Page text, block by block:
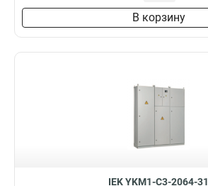
В корзину
IEK YKM1-C3-2064-31